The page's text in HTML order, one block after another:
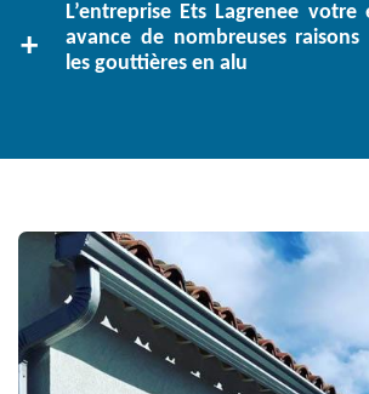
L’entreprise Ets Lagrenee
avance de nombreuses
les gouttières en alu